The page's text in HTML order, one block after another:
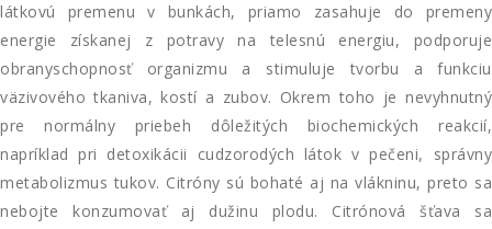
látkovú premenu v bunkách, priamo zasahuje do premeny
energie získanej z potravy na telesnú energiu, podporuje
obranyschopnosť organizmu a stimuluje tvorbu a funkciu
väzivového tkaniva, kostí a zubov. Okrem toho je nevyhnutný
pre normálny priebeh dôležitých biochemických reakcií,
napríklad pri detoxikácii cudzorodých látok v pečeni, správny
metabolizmus tukov. Citróny sú bohaté aj na vlákninu, preto sa
nebojte konzumovať aj dužinu plodu. Citrónová šťava sa